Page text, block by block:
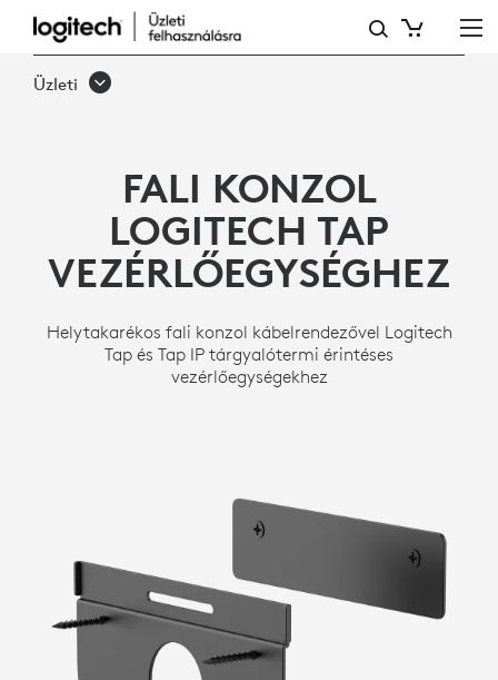
FALI
KONZOL
Üzleti
FALI KONZOL
LOGITECH TAP
VEZÉRLŐEGYSÉGHEZ
Helytakarékos fali konzol kábelrendezővel Logitech
Tap és Tap IP tárgyalótermi érintéses
vezérlőegységekhez